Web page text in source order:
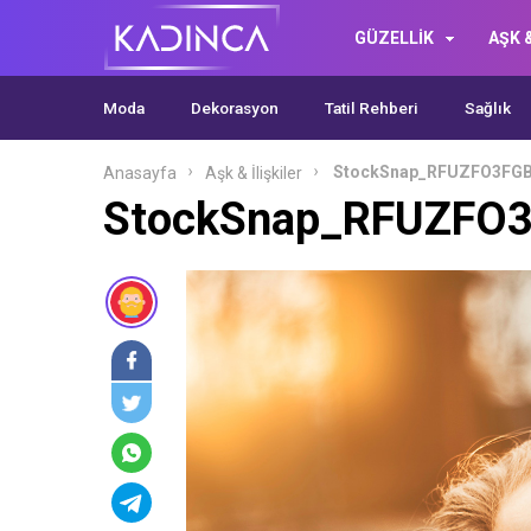
GÜZELLİK AŞK
Moda Dekorasyon Tatil Rehberi Sağlık
Anasayfa Aşk & İlişkiler